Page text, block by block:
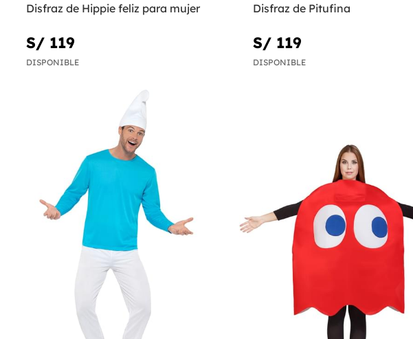
Disfraz de Hippie feliz para mujer
S/ 119
DISPONIBLE
Disfraz de Pitufina
S/ 119
DISPONIBLE